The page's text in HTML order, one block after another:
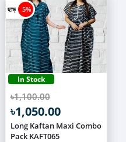
ছাড় 5%
In Stock
৳1,100.00
৳1,050.00
Long Kaftan Maxi Combo
Pack KAFT065